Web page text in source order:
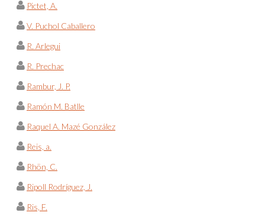
Pictet, A.
V. Puchol Caballero
R. Arlegui
R. Prechac
Rambur, J. P.
Ramón M. Batlle
Raquel A. Mazé González
Reis, a.
Rhön, C.
Ripoll Rodríguez, J.
Ris, F.